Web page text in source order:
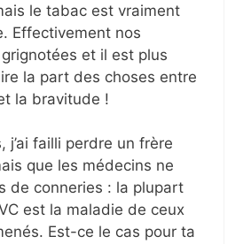
le tabac est vraiment
Effectivement nos
et il est plus
la part des choses entre
la bravitude !
j’ai failli perdre un frère
que les médecins ne
de conneries : la plupart
est la maladie de ceux
Est-ce le cas pour ta